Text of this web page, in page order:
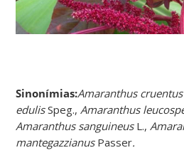
Sinonímias:Amaranthus cruentus
edulisSpeg., Amaranthus
Amaranthus sanguineusL.,
mantegazzianusPasser.